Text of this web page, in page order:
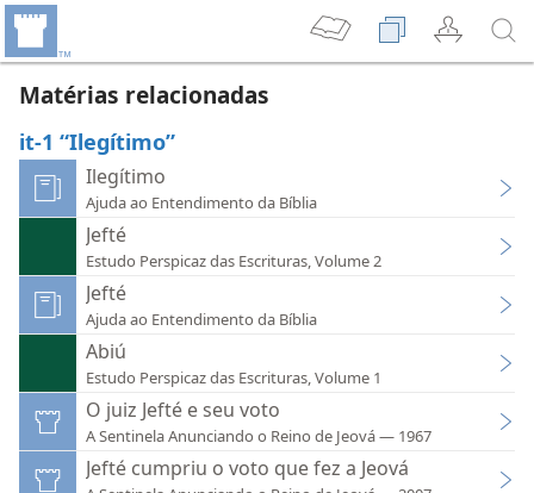
Matérias relacionadas
it-1 “Ilegítimo”
Ilegítimo
Ajuda ao Entendimento da Bíblia
Jefté
Estudo Perspicaz das Escrituras, Volume 2
Jefté
Ajuda ao Entendimento da Bíblia
Abiú
Estudo Perspicaz das Escrituras, Volume 1
O juiz Jefté e seu voto
A Sentinela Anunciando o Reino de Jeová — 1967
Jefté cumpriu o voto que fez a Jeová